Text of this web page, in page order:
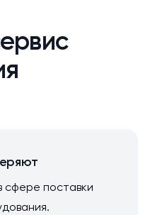
сфере поставки